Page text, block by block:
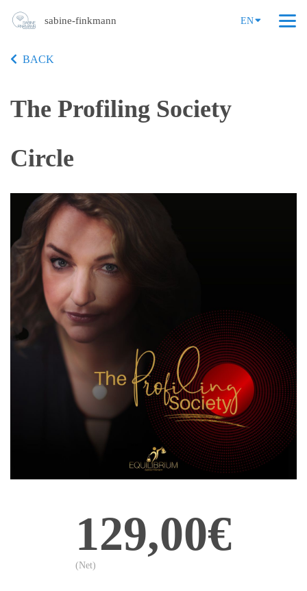
sabine-finkmann EN
BACK
The Profiling Society
Circle
129,00€
(Net)